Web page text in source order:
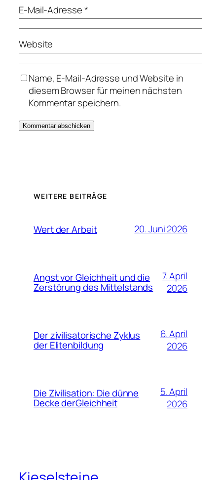
E-Mail-Adresse*
Website
Name, E-Mail-Adresse und Website in
diesem Browser für meinen nächsten
Kommentar speichern.
WEITERE BEITRÄGE
Wert der Arbeit 20. Juni 2026
Angst vor Gleichheit und die
Zerstörung des Mittelstands
7. April
2026
Der zivilisatorische Zyklus
der Elitenbildung
6. April
2026
Die Zivilisation: Die dünne
Decke derGleichheit
5. April
2026